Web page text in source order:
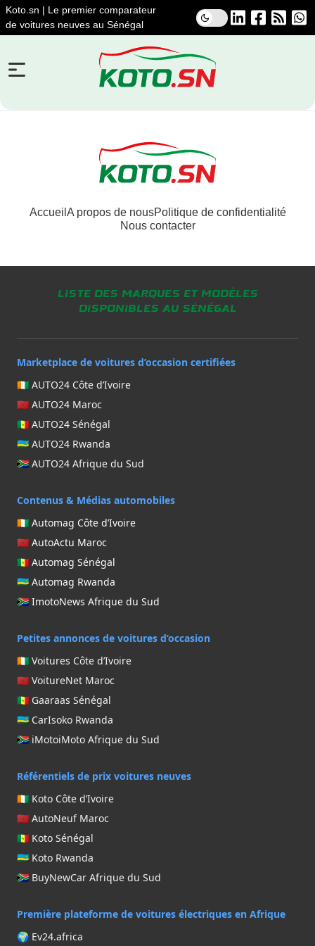
Koto.sn | Le premier comparateur
de voitures neuves au Sénégal
Accueil A propos de nousPolitique de confidentialité
Nous contacter
Liste des marques et modèles
disponibles au Sénégal
Marketplace de voitures d’occasion certifiées
🇨🇮 AUTO24 Côte d’Ivoire
🇲🇦 AUTO24 Maroc
🇸🇳 AUTO24 Sénégal
🇷🇼 AUTO24 Rwanda
🇿🇦 AUTO24 Afrique du Sud
Contenus & Médias automobiles
🇨🇮 Automag Côte d’Ivoire
🇲🇦 AutoActu Maroc
🇸🇳 Automag Sénégal
🇷🇼 Automag Rwanda
🇿🇦 ImotoNews Afrique du Sud
Petites annonces de voitures d’occasion
🇨🇮 Voitures Côte d’Ivoire
🇲🇦 VoitureNet Maroc
🇸🇳 Gaaraas Sénégal
🇷🇼 CarIsoko Rwanda
🇿🇦 iMotoiMoto Afrique du Sud
Référentiels de prix voitures neuves
🇨🇮 Koto Côte d’Ivoire
🇲🇦 AutoNeuf Maroc
🇸🇳 Koto Sénégal
🇷🇼 Koto Rwanda
🇿🇦 BuyNewCar Afrique du Sud
Première plateforme de voitures électriques en Afrique
🌍 Ev24.africa